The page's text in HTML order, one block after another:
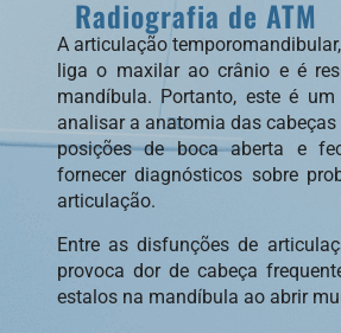
Radiografia de ATM
A articulação
liga o maxilar ao crânio e é
mandíbula. Portanto, este é
analisar a anatomia das
posições de boca aberta e
fornecer diagnósticos sobre
articulação.
Entre as disfunções de
provoca dor de cabeça
estalos na mandíbula ao abrir